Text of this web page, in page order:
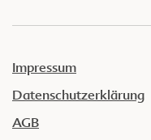
Impressum
Datenschutzerklärung
AGB